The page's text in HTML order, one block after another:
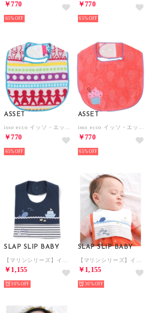
￥770
65%
￥770
65%
ASSET
isso ecco イッソ・エッコ 今治産タオルスタイ よだれかけ【返品不可商品】 （アミ ピンク）
￥770
65%
ASSET
isso ecco イッソ・エッコ 今治産タオルスタイ よだれかけ【返品不可商品】 （ドロップ ピンク）
￥770
65%
SLAP SLIP BABY
￥1,155
30%
SLAP SLIP BABY
￥1,155
30%